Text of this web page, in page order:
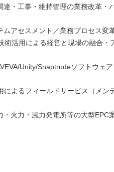
達・工事・維持管理の業務改革・
ムアセスメント／業務プロセス変
術活用による経営と現場の融合・
Unity/Snaptrudeソフトウェ
によるフィールドサービス（メン
・火力・風力発電所等の大型EPC